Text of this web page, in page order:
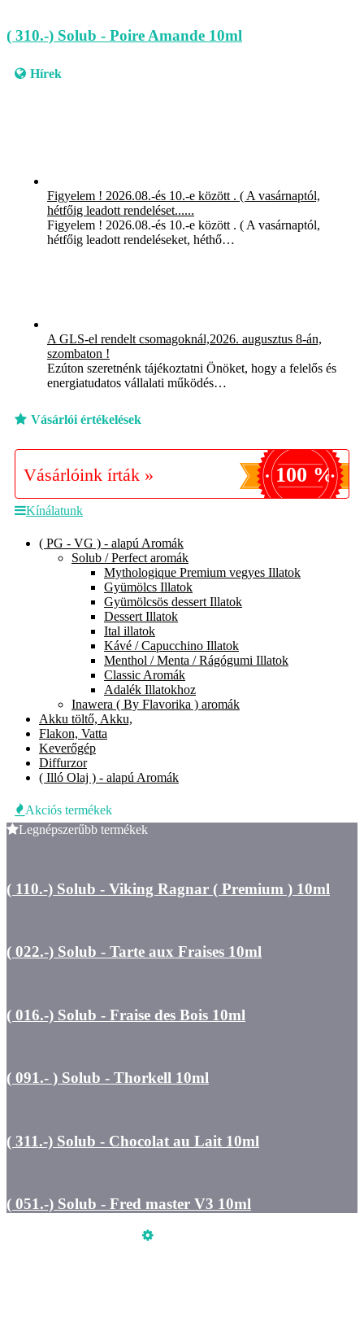
( 310.-) Solub - Poire Amande 10ml
Hírek
Figyelem ! 2026.08.-és 10.-e között . ( A vasárnaptól,
hétfőig leadott rendeléset......
Figyelem ! 2026.08.-és 10.-e között . ( A vasárnaptól,
hétfőig leadott rendeléseket, héthő…
A GLS-el rendelt csomagoknál,2026. augusztus 8-án,
szombaton !
Ezúton szeretnénk tájékoztatni Önöket, hogy a felelős és
energiatudatos vállalati működés…
Vásárlói értékelések
Vásárlóink írták » 100 %
Kínálatunk
( PG - VG ) - alapú Aromák
Solub / Perfect aromák
Mythologique Premium vegyes Illatok
Gyümölcs Illatok
Gyümölcsös dessert Illatok
Dessert Illatok
Ital illatok
Kávé / Capucchino Illatok
Menthol / Menta / Rágógumi Illatok
Classic Aromák
Adalék Illatokhoz
Inawera ( By Flavorika ) aromák
Akku töltő, Akku,
Flakon, Vatta
Keverőgép
Diffurzor
( Illó Olaj ) - alapú Aromák
Akciós termékek
Legnépszerűbb termékek
( 110.-) Solub - Viking Ragnar ( Premium ) 10ml
( 022.-) Solub - Tarte aux Fraises 10ml
( 016.-) Solub - Fraise des Bois 10ml
( 091.- ) Solub - Thorkell 10ml
( 311.-) Solub - Chocolat au Lait 10ml
( 051.-) Solub - Fred master V3 10ml